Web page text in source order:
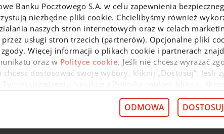
Banku Pocztowego S.A. w celu zapewnienia
niezbędne pliki cookie. Chcielibyśmy również
naszych stron internetowych oraz w celach
przez usługi stron trzecich (partnerów). Opcjonalne pliki
Więcej informacji o plikach cookie i partnerach
oraz w Polityce cookie. Jeśli nie chcesz wyrażać
chcesz dostosować swoje wybory, kliknij „Dostosuj”. Jeśli
w tym o przysługujących w związku z tym
ODMOWA DOSTOSUJ
firmowego konta
Załóż konto u nas